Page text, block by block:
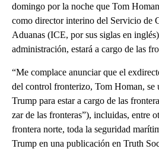
domingo por la noche que Tom
como director interino del Servicio de
Aduanas (ICE, por sus siglas en
administración, estará a cargo de las
“Me complace anunciar que el
del control fronterizo, Tom Homan, se
Trump para estar a cargo de las
zar de las fronteras”), incluidas, entre
frontera norte, toda la seguridad
Trump en una publicación en Truth